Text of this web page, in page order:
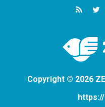
Copyright © 2026